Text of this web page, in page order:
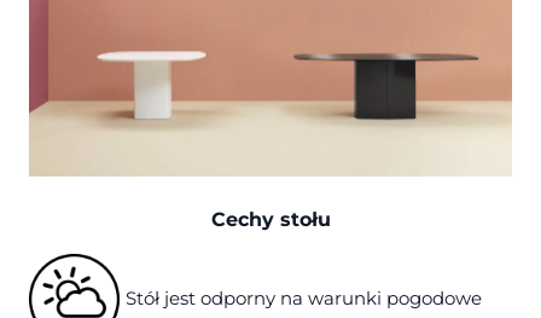
Cechy stołu
Stół jest odporny na warunki pogodowe